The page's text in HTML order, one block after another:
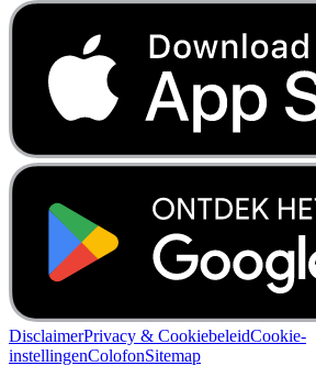
DisclaimerPrivacy & CookiebeleidCookie-
instellingenColofonSitemap